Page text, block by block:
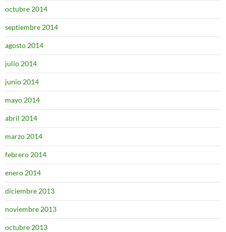
octubre 2014
septiembre 2014
agosto 2014
julio 2014
junio 2014
mayo 2014
abril 2014
marzo 2014
febrero 2014
enero 2014
diciembre 2013
noviembre 2013
octubre 2013